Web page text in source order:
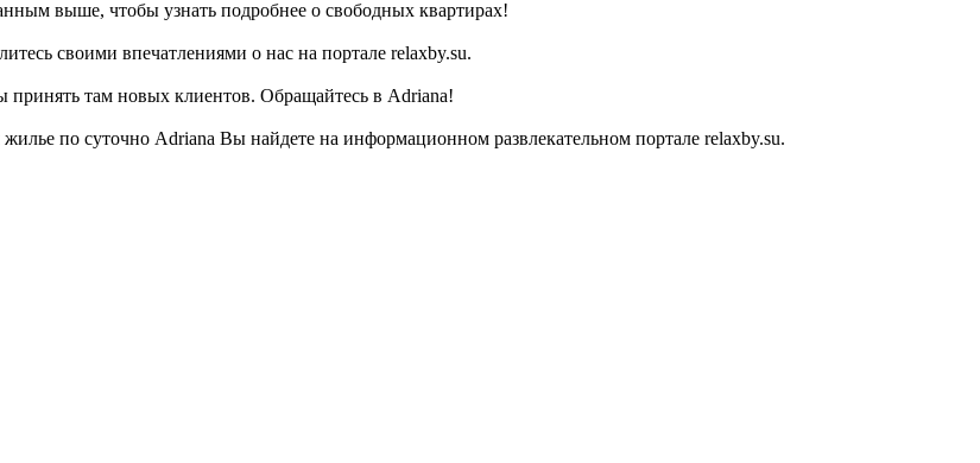
выше, чтобы узнать подробнее о свободных квартирах!
своими впечатлениями о нас на портале relaxby.su.
принять там новых клиентов. Обращайтесь в Adriana!
по суточно Adriana Вы найдете на информационном развлекательном портале relaxby.su.